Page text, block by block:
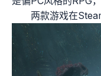
两款游戏在